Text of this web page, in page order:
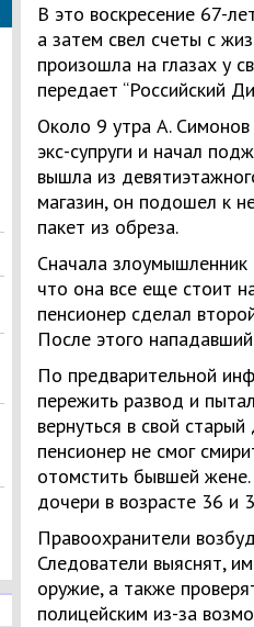
В это воскресение 67-
а затем свел счеты с
произошла на глазах у
передает “Российский
Около 9 утра А.
экс-супруги и начал
вышла из
магазин, он подошел к
пакет из обреза.
Сначала
что она все еще стоит
пенсионер сделал
После этого
По предварительной
пережить развод и
вернуться в свой
пенсионер не смог
отомстить бывшей
дочери в возрасте 36 и
Правоохранители
Следователи выяснят,
оружие, а также
полицейским из-за